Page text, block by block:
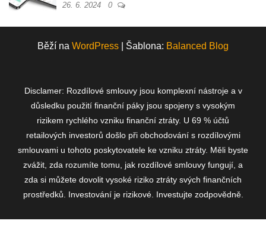
26. 6. 2024 0
Běží na WordPress Šablona: Balanced Blog
Disclamer: Rozdílové smlouvy jsou komplexní nástroje a v
důsledku použití finanční páky jsou spojeny s vysokým
rizikem rychlého vzniku finanční ztráty. U 69 % účtů
retailových investorů došlo při obchodování s rozdílovými
smlouvami u tohoto poskytovatele ke vzniku ztráty. Měli byste
zvážit, zda rozumíte tomu, jak rozdílové smlouvy fungují, a
zda si můžete dovolit vysoké riziko ztráty svých finančních
prostředků. Investování je rizikové. Investujte zodpovědně.